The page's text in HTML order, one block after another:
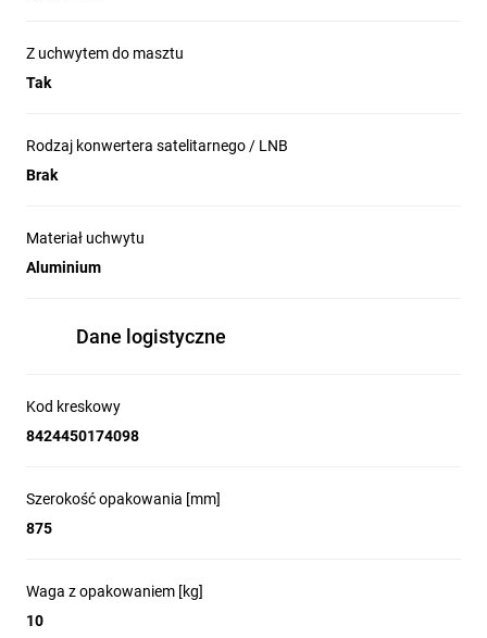
Z uchwytem do masztu
Tak
Rodzaj konwertera satelitarnego / LNB
Brak
Materiał uchwytu
Aluminium
Dane logistyczne
Kod kreskowy
8424450174098
Szerokość opakowania [mm]
875
Waga z opakowaniem [kg]
10